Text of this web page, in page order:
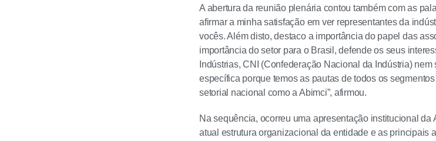
A abertura da reunião plenária contou também com as
afirmar a minha satisfação em ver representantes da
vocês. Além disto, destaco a importância do papel das
importância do setor para o Brasil, defende os seus
Indústrias, CNI (Confederação Nacional da Indústria)
específica porque temos as pautas de todos os
setorial nacional como a Abimci”, afirmou.
Na sequência, ocorreu uma apresentação institucional
atual estrutura organizacional da entidade e as principais